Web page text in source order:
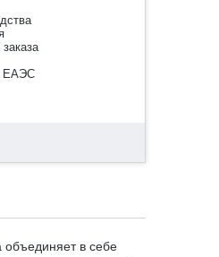
ЕАЭС
объединяет в себе